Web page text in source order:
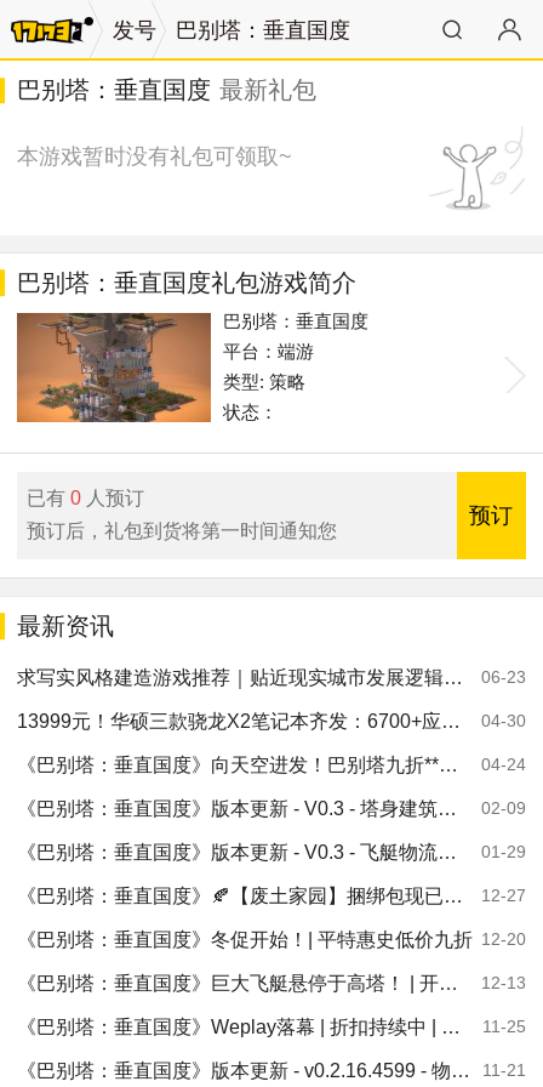
发号 巴别塔：垂直国度
巴别塔：垂直国度 最新礼包
本游戏暂时没有礼包可领取~
巴别塔：垂直国度礼包游戏简介
巴别塔：垂直国度
平台：端游
类型: 策略
状态：
已有0 人预订
预订后，礼包到货将第一时间通知您
预订
最新资讯
求写实风格建造游戏推荐｜贴近现实城市发展逻辑，5款产业模拟深度对比 06-23
13999元！华硕三款骁龙X2笔记本齐发：6700+应用、2600+游戏 04-30
《巴别塔：垂直国度》向天空进发！巴别塔九折**折扣即将限时开启 04-24
《巴别塔：垂直国度》版本更新 - V0.3 - 塔身建筑耐久修复 02-09
《巴别塔：垂直国度》版本更新 - V0.3 - 飞艇物流系统上线 01-29
《巴别塔：垂直国度》🍂【废土家园】捆绑包现已推出 12-27
《巴别塔：垂直国度》冬促开始！| 平特惠史低价九折 12-20
《巴别塔：垂直国度》巨大飞艇悬停于高塔！ | 开发路线图分享 12-13
《巴别塔：垂直国度》Weplay落幕 | 折扣持续中 | 为我们投票！ 11-25
《巴别塔：垂直国度》版本更新 - v0.2.16.4599 - 物流管理面板新增 11-21